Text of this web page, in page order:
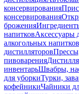
консервирования
консервирования
брожения
напитковАксессуары
алкогольных напитков
дистилляторов
пивоварения
инвентарьШвабры,
для уборкиТурки,
кофейникиЧайники